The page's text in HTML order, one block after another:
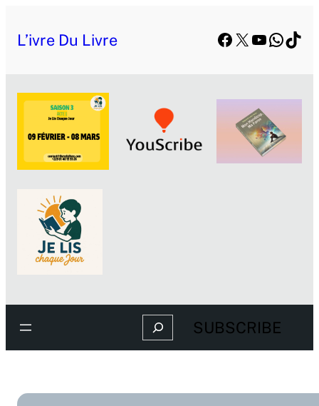
L’ivre Du Livre Facebook
X YouTube
Search SUBSCRIBE